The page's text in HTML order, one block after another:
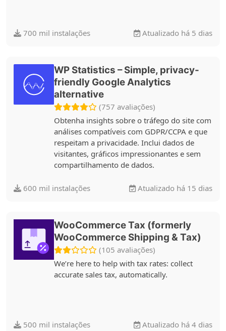
700 mil instalações Atualizado há 5 dias
WP Statistics – Simple, privacy-
friendly Google Analytics
alternative
(757 avaliações)
Obtenha insights sobre o tráfego do site com
análises compatíveis com GDPR/CCPA e que
respeitam a privacidade. Inclui dados de
visitantes, gráficos impressionantes e sem
compartilhamento de dados.
600 mil instalações Atualizado há 15 dias
WooCommerce Tax (formerly
WooCommerce Shipping & Tax)
(105 avaliações)
We’re here to help with tax rates: collect
accurate sales tax, automatically.
500 mil instalações Atualizado há 4 dias